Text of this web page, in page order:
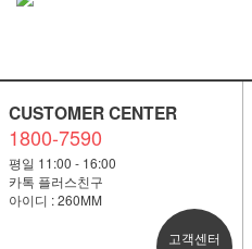
CUSTOMER CENTER
1800-7590
평일 11:00 - 16:00
카톡 플러스친구
아이디 : 260MM
고객센터